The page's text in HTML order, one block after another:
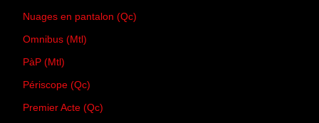
Nuages en pantalon (Qc)
Omnibus (Mtl)
PàP (Mtl)
Périscope (Qc)
Premier Acte (Qc)